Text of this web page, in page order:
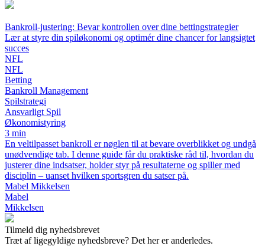
Bankroll-justering: Bevar kontrollen over dine bettingstrategier
Lær at styre din spiløkonomi og optimér dine chancer for langsigtet
succes
NFL
NFL
Betting
Bankroll Management
Spilstrategi
Ansvarligt Spil
Økonomistyring
3 min
En veltilpasset bankroll er nøglen til at bevare overblikket og undgå
unødvendige tab. I denne guide får du praktiske råd til, hvordan du
justerer dine indsatser, holder styr på resultaterne og spiller med
disciplin – uanset hvilken sportsgren du satser på.
Mabel Mikkelsen
Mabel
Mikkelsen
Tilmeld dig nyhedsbrevet
Træt af ligegyldige nyhedsbreve? Det her er anderledes.